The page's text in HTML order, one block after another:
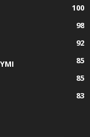
100
98
92
85
85
83